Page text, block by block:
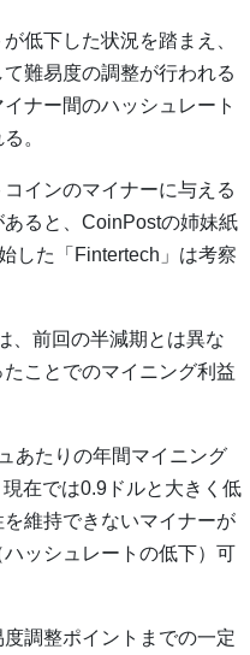
低下した状況を踏まえ、
難易度の調整が行われる
ナー間のハッシュレート
。
インのマイナーに与える
ると、CoinPostの姉妹紙
した「Fintertech」は考察
、前回の半減期とは異な
ことでのマイニング利益
あたりの年間マイニング
在では0.9ドルと大きく低
維持できないマイナーが
ッシュレートの低下）可
調整ポイントまでの一定